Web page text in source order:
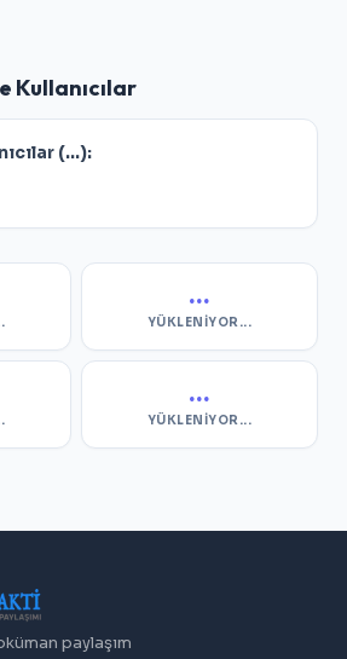
Kullanıcılar
(...):
...
YÜKLENIYOR...
...
YÜKLENIYOR...
paylaşım